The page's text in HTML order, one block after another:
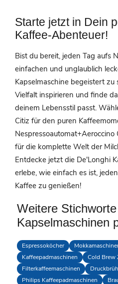
Starte jetzt in Dein
Kaffee-Abenteuer!
Bist du bereit, jeden Tag aufs
einfachen und unglaublich
Kapselmaschine begeistert zu
Vielfalt inspirieren und finde
deinem Lebensstil passt.
Citiz für den puren
für die komplette Welt der
Entdecke jetzt die De'Longhi
erlebe, wie einfach es ist,
Kaffee zu genießen!
Weitere
Kapselmaschinen
Espressoköcher
Kaffeepadmaschinen
Cold Brew
Filterkaffeemaschinen
Philips Kaffeepadmaschinen